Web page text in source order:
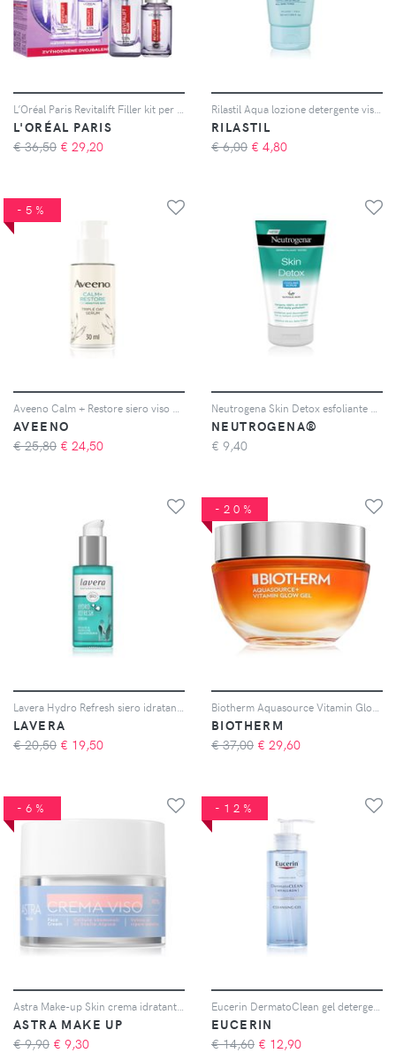
L'ORÉAL PARIS
€ 36,50 € 29,20
RILASTIL
€ 6,00 € 4,80
-5%
AVEENO
€ 25,80 € 24,50
NEUTROGENA®
€ 9,40
LAVERA
€ 20,50 € 19,50
-20%
BIOTHERM
€ 37,00 € 29,60
-6%
ASTRA MAKE UP
€ 9,90 € 9,30
-12%
EUCERIN
€ 14,60 € 12,90